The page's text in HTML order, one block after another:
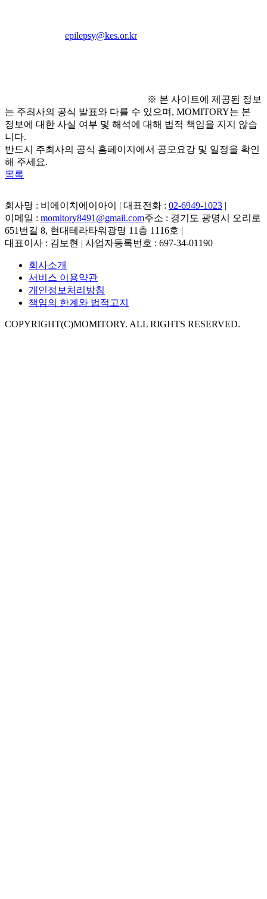
epilepsy@kes.or.kr
※ 본 사이트에 제공된 정보
는 주최사의 공식 발표와 다를 수 있으며, MOMITORY는 본
정보에 대한 사실 여부 및 해석에 대해 법적 책임을 지지 않습
니다.
반드시 주최사의 공식 홈페이지에서 공모요강 및 일정을 확인
해 주세요.
목록
회사명 : 비에이치에이아이 | 대표전화 : 02-6949-1023 |
이메일 : momitory8491@gmail.com주소 : 경기도 광명시 오리로
651번길 8, 현대테라타워광명 11층 1116호 |
대표이사 : 김보현 | 사업자등록번호 : 697-34-01190
회사소개
서비스 이용약관
개인정보처리방침
책임의 한계와 법적고지
COPYRIGHT(C)MOMITORY. ALL RIGHTS RESERVED.